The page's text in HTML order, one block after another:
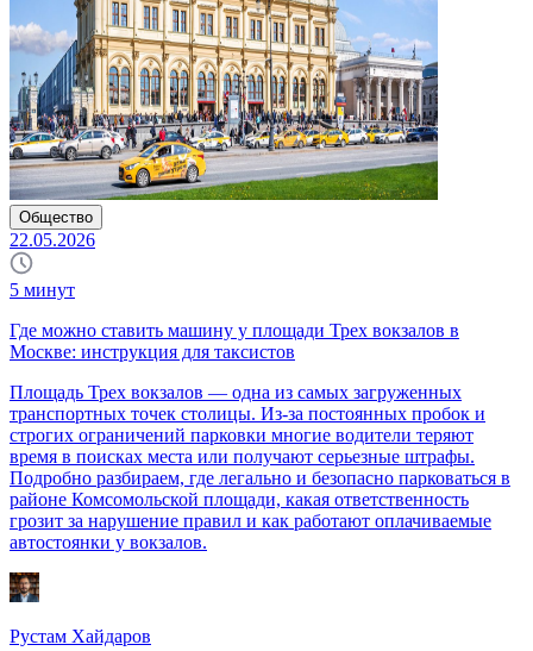
Общество
22.05.2026
5 минут
Где можно ставить машину у площади Трех вокзалов в
Москве: инструкция для таксистов
Площадь Трех вокзалов — одна из самых загруженных
транспортных точек столицы. Из-за постоянных пробок и
строгих ограничений парковки многие водители теряют
время в поисках места или получают серьезные штрафы.
Подробно разбираем, где легально и безопасно парковаться в
районе Комсомольской площади, какая ответственность
грозит за нарушение правил и как работают оплачиваемые
автостоянки у вокзалов.
Рустам Хайдаров